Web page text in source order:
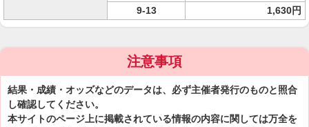
9-13
1,630円
注意事項
結果・成績・オッズなどのデータは、必ず主催者発行のものと照合
し確認してください。
本サイトのページ上に掲載されている情報の内容に関しては万全を